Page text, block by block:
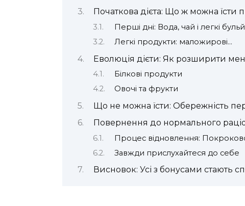
Початкова дієта: Що ж можна їсти
Перші дні: Вода, чай і легкі
Легкі продукти: маложирові…
Еволюція дієти: Як розширити
Білкові продукти
Овочі та фрукти
Що не можна їсти: Обережність
Повернення до нормального
Процес відновлення:
Завжди прислухайтеся до себе
Висновок: Усі з бонусами стають